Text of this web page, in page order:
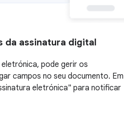
da assinatura digital
pode gerir os
campos no seu documento. Em
eletrónica" para notificar